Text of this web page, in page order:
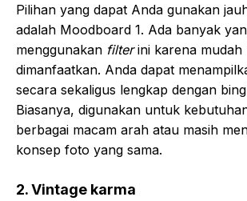
Pilihan yang dapat Anda gunakan
adalah Moodboard 1. Ada banyak
menggunakan filterini karena
dimanfaatkan. Anda dapat
secara sekaligus lengkap dengan
Biasanya, digunakan untuk
berbagai macam arah atau masih
konsep foto yang sama.
2. Vintage karma